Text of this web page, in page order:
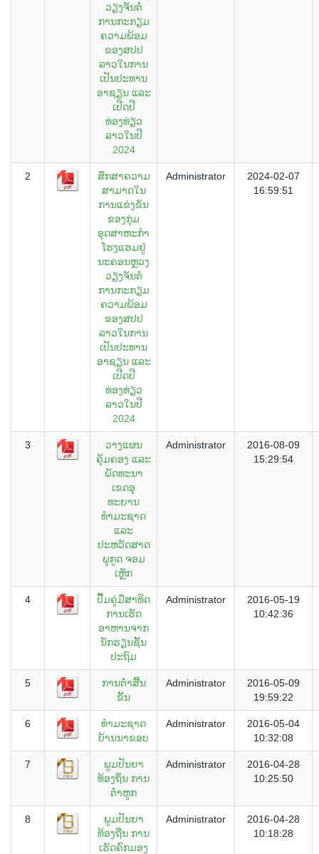
ວຽງຈັນຕໍ່
ການກະກຽມ
ຄວາມພ້ອມ
ຂອງສປປ
ລາວໃນການ
ເປັນປະທານ
ອາຊຽນ ແລະ
ເປີດປີ
ທ່ອງທ່ຽວ
ລາວໃນປີ
2024
2
ສຶກສາຄວາມ
ສາມາດໃນ
ການແຂ່ງຂັນ
ຂອງກຸ່ມ
ອຸດສາຫະກຳ
ໂຮງແຮມຢູ່
ນະຄອນຫຼວງ
ວຽງຈັນຕໍ່
ການກະກຽມ
ຄວາມພ້ອມ
ຂອງສປປ
ລາວໃນການ
ເປັນປະທານ
ອາຊຽນ ແລະ
ເປີດປີ
ທ່ອງທ່ຽວ
ລາວໃນປີ
2024
Administrator
2024-02-07
16:59:51
3
ວາງແຜນ
ຄຸ້ມຄອງ ແລະ
ພັດທະນາ
ເຂດອຸ
ທະຍານ
ທຳມະຊາດ
ແລະ
ປະຫວັດສາດ
ພູກູດ ຈອມ
ເຫຼັກ
Administrator
2016-08-09
15:29:54
4
ປື້ມຄູ່ມືສາທິດ
ການເຮັດ
ອາຫານຈາກ
ນັກຮຽນຊັ້ນ
ປະຖົມ
Administrator
2016-05-19
10:42:36
5
ການຕໍ່າສີ້ນ
ຂັ້ນ
Administrator
2016-05-09
19:59:22
6
ທຳມະຊາດ
ບ້ານນາຂອບ
Administrator
2016-05-04
10:32:08
7
ພູມປັນຍາ
ທ້ອງຖິ່ນ ການ
ຕໍ່າຫູກ
Administrator
2016-04-28
10:25:50
8
ພູມປັນຍາ
ທ້ອງຖີ່ນ ການ
ເຮັດຄົກມອງ
Administrator
2016-04-28
10:18:28